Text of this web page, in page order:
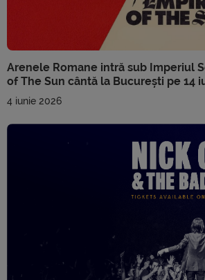
Arenele Romane intră sub Imperiul
of The Sun cântă la București pe 14
4 iunie 2026